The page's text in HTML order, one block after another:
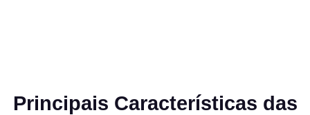
Principais Características das